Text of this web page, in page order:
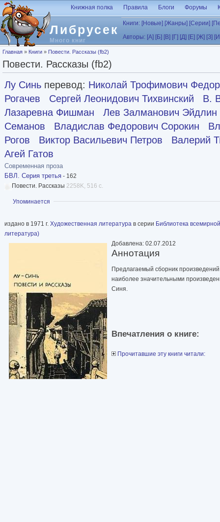
Перейти к основному содержанию
Либрусек
Много книг
Книжная полка Правила Блоги Форумы
Книги: [Новые] [Жанры] [Серии]
Авторы: [А] [Б] [В] [Г] [Д] [Е] [Ж] [З]
Вы здесь
Главная » Книги » Повести. Рассказы (fb2)
Повести. Рассказы (fb2)
Лу Синь перевод: Николай Трофимович
Рогачев
Сергей Леонидович Тихвинский
В.
Лазаревна Фишман
Лев Залманович Эйдлин
Семанов
Владислав Федорович Сорокин
Рогов
Виктор Васильевич Петров
Валерий
Агей Гатов
Современная проза
БВЛ. Серия третья - 162
Повести. Рассказы 2258K, 516 с.
Показать
Упоминается
издано в 1971 г. Художественная литература в серии Библиотека
литература)
Добавлена: 02.07.2012
Аннотация
Предлагаемый сборник
наиболее значительными
Синя.
Впечатления о книге:
Прочитавшие эту книги читали: